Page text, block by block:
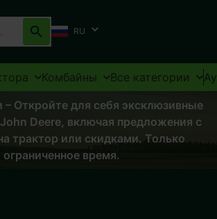
RU
Комбайны Все категории
Откройте для себя эксклюзивные
Deere, включая предложения с
трактор или скидками. Только
ограниченное время.